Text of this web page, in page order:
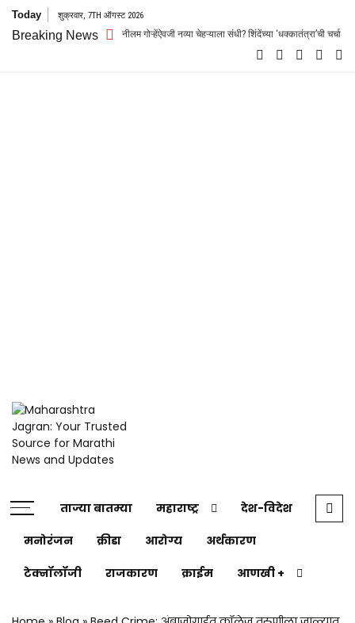
Skip
content
Today शुक्रवार, 7TH ऑगस्ट 2026
Breaking News
रस्सीखेच! नीलम गोऱ्हेंऐवजी नव्या चेहऱ्याला संधी? शिंदेंच्या ‘धक्कातंत्रा’ची चर्चा
Trusted
Source for
Jagran : Your
Companion for the
Latest News
ताज्या बातम्या महाराष्ट्र देश-विदेश
मनोरंजन क्रीडा आरोग्य अर्थकारण
टेक्नॉलॉजी राजकारण क्राईम आणखी +